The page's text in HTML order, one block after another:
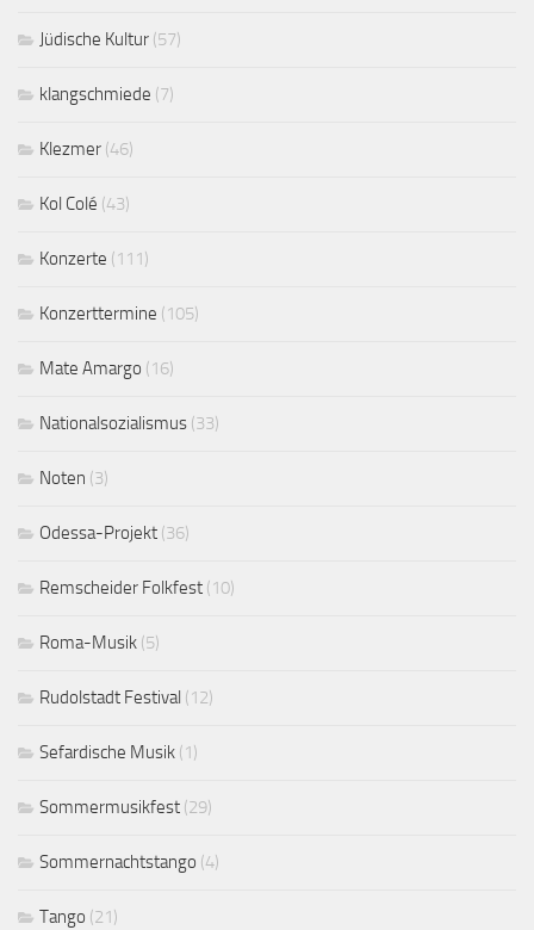
Jüdische Kultur (57)
klangschmiede (7)
Klezmer (46)
Kol Colé (43)
Konzerte (111)
Konzerttermine (105)
Mate Amargo (16)
Nationalsozialismus (33)
Noten (3)
Odessa-Projekt (36)
Remscheider Folkfest (10)
Roma-Musik (5)
Rudolstadt Festival (12)
Sefardische Musik (1)
Sommermusikfest (29)
Sommernachtstango (4)
Tango (21)